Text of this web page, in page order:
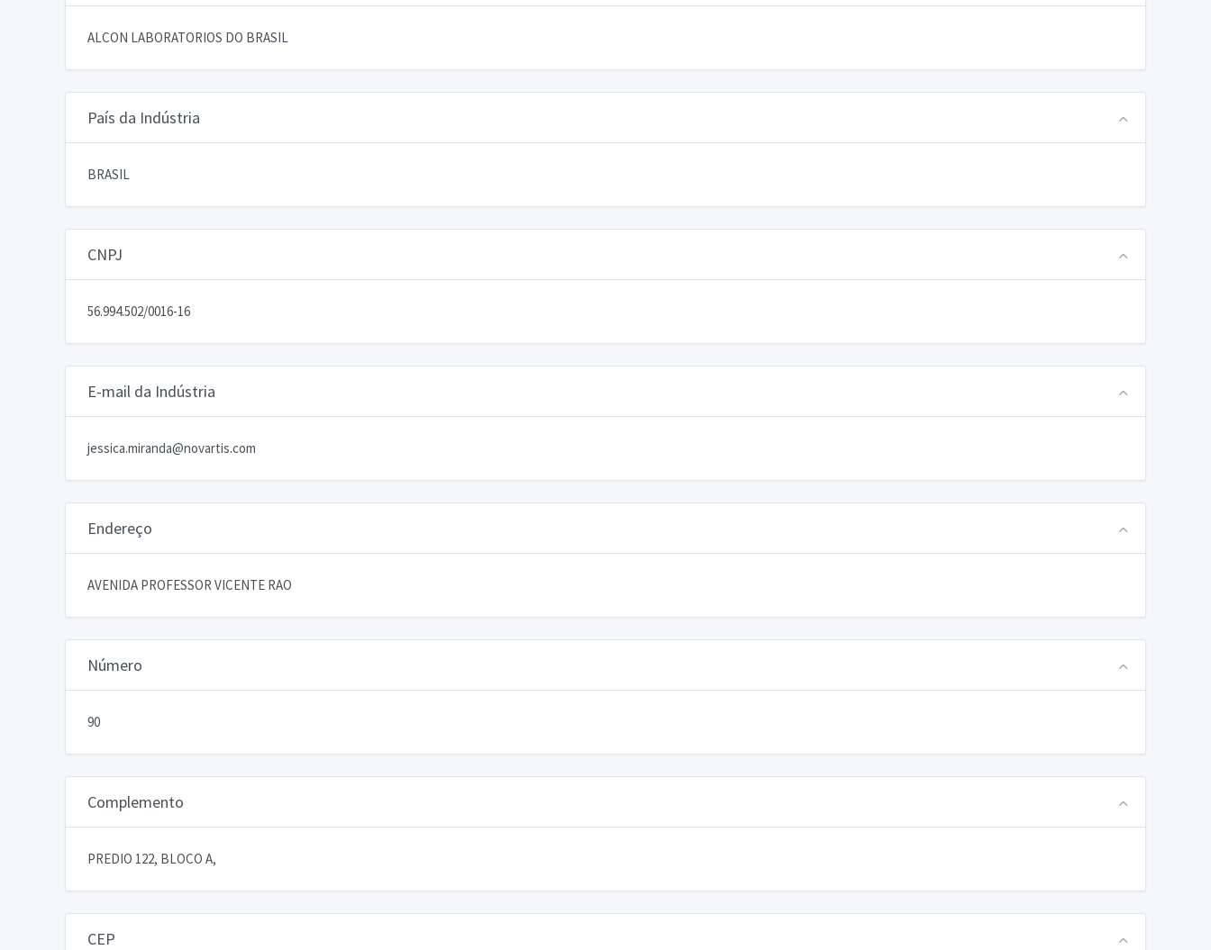
ALCON LABORATORIOS DO BRASIL
País da Indústria
BRASIL
CNPJ
56.994.502/0016-16
E-mail da Indústria
jessica.miranda@novartis.com
Endereço
AVENIDA PROFESSOR VICENTE RAO
Número
90
Complemento
PREDIO 122, BLOCO A,
CEP